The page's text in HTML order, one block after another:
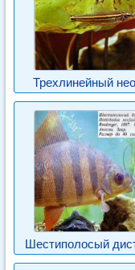
Трехлинейный
Шестиполосый